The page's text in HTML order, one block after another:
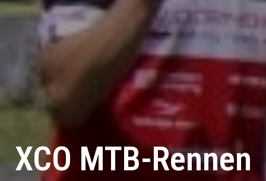
XCO MTB-Rennen